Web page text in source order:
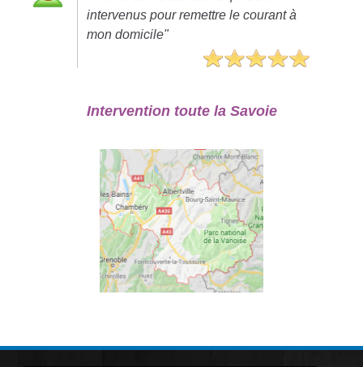
intervenus pour remettre le courant à
mon domicile"
Intervention toute la Savoie